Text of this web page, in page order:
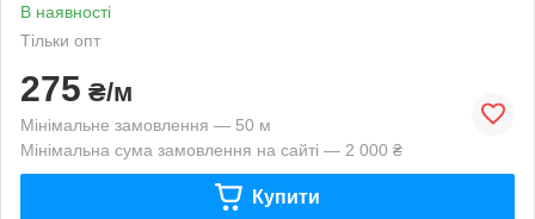
В наявності
Тільки опт
275 ₴/м
Мінімальне замовлення — 50 м
Мінімальна сума замовлення на сайті — 2 000 ₴
Купити